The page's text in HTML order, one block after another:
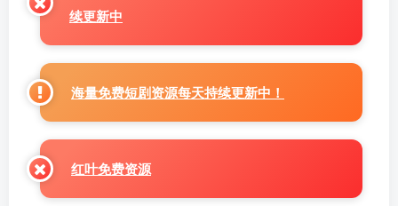
续更新中
海量免费短剧资源每天持续更新中！
红叶免费资源